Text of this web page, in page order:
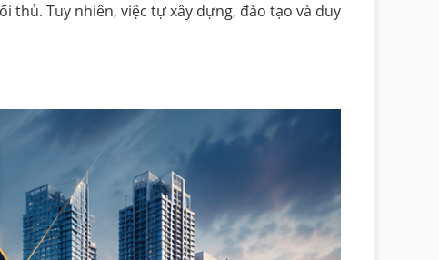
thủ. Tuy nhiên, việc tự xây dựng, đào tạo và duy